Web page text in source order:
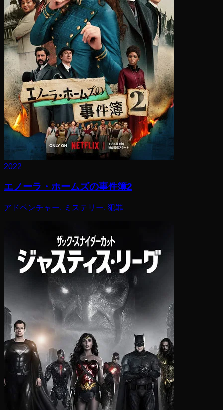
2022
エノーラ・ホームズの事件簿2
アドベンチャー, ミステリー, 犯罪